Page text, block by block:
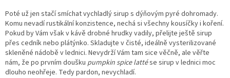
Poté už jen stačí smíchat vychladlý sirup s dýňovým pyré dohromady.
Komu nevadí rustikální konzistence, nechá si všechny kousíčky i koření.
Pokud by Vám však v kávě drobné hrudky vadily, přelijte ještě sirup
přes cedník nebo plátýnko. Skladujte v čisté, ideálně vysterilizované
skleněné nádobě v lednici. Nevydrží Vám tam sice věčně, ale věřte
nám, že po prvním doušku pumpkin spice lattése sirup v lednici moc
dlouho neohřeje. Tedy pardon, nevychladí.